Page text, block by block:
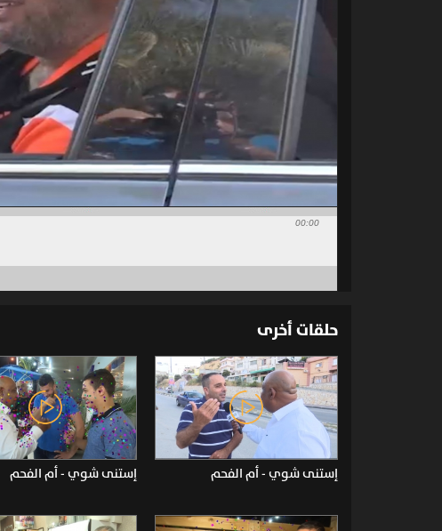
00:00
حلقات أخرى
إستنى شوي - أم الفحم إستنى شوي - أم الفحم